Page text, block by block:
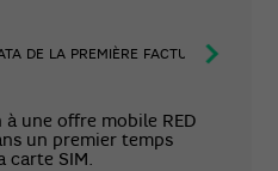
DE LA PREMIÈRE FACTURE
une offre mobile RED
un premier temps
carte SIM.